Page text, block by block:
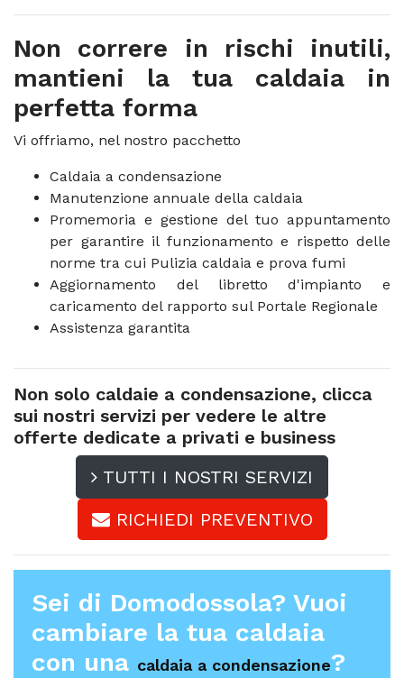
Non correre in rischi inutili,
mantieni la tua caldaia in
perfetta forma
Vi offriamo, nel nostro pacchetto
Caldaia a condensazione
Manutenzione annuale della caldaia
Promemoria e gestione del tuo appuntamento
per garantire il funzionamento e rispetto delle
norme tra cui Pulizia caldaia e prova fumi
Aggiornamento del libretto d'impianto e
caricamento del rapporto sul Portale Regionale
Assistenza garantita
Non solo caldaie a condensazione, clicca
sui nostri servizi per vedere le altre
offerte dedicate a privati e business
TUTTI I NOSTRI SERVIZI
RICHIEDI PREVENTIVO
Sei di Domodossola? Vuoi
cambiare la tua caldaia
con una caldaia a condensazione?